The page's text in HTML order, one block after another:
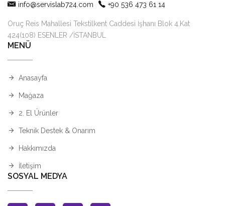
info@servislab724.com +90 536 473 61 14
Oruç Reis Mahallesi Tekstilkent Caddesi İşhanı Blok 4.Kat
424(108) ESENLER /İSTANBUL
MENÜ
Anasayfa
Mağaza
2. El Ürünler
Teknik Destek & Onarım
Hakkımızda
İletişim
SOSYAL MEDYA